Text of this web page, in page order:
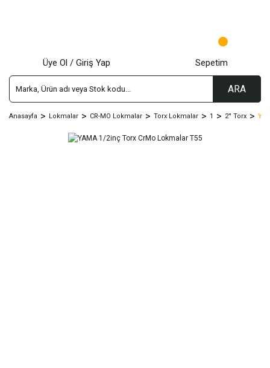
ARA
Üye Ol / Giriş Yap Sepetim
Anasayfa Lokmalar CR-MO Lokmalar Torx Lokmalar 1 2'' Torx